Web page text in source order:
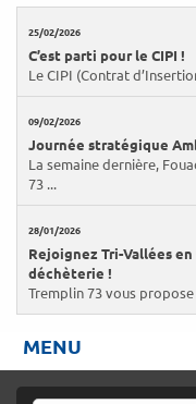
25/02/2026
C’est parti pour le CIPI !
Le CIPI (Contrat
09/02/2026
Journée stratégique
La semaine dernière,
73 ...
28/01/2026
Rejoignez Tri-Vallées
déchèterie !
Tremplin 73 vous
MENU